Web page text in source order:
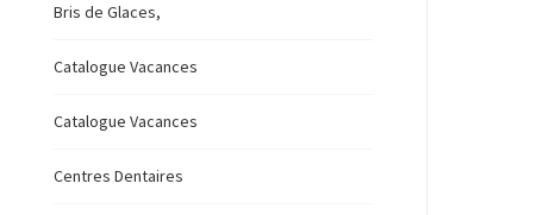
Bris de Glaces,
Catalogue Vacances
Catalogue Vacances
Centres Dentaires